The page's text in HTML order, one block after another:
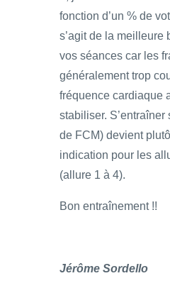
fonction d’un % de
s’agit de la meilleure
vos séances car les
généralement trop
fréquence cardiaque
stabiliser.
de FCM) devient
indication pour les
(allure 1 à 4).
Bon entraînement !!
Jérôme Sordello